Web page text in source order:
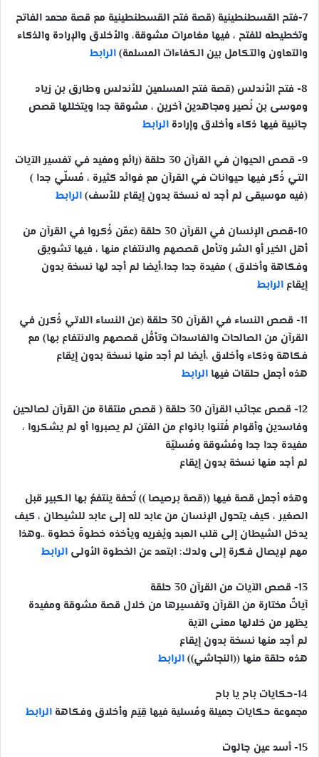
7-فتح القسطنطينية (قصة فتح القسطنطينية مع قصة محمد الفاتح
وتخطيطه للفتح ، فيها مغامرات مشوقة، والأخلاق والإرادة والذكاء
والتعاون والتكامل بين الكفاءات المسلمة)الرابط
8- فتح الأندلس (قصة فتح المسلمين للأندلس وطارق بن زياد
وموسى بن نُصير ومجاهدين آخرين ، مشوقة جدا ويتخللها قصص
جانبية فيها ذكاء وأخلاق وإرادة الرابط
9- قصص الحيوان في القرآن 30 حلقة (رائع ومفيد في تفسير الآيات
التي ذُكر فيها حيوانات في القرآن مع فوائد كثيرة ، مُسلّي جدا )
(فيه موسيقى لم أجد له نسخة بدون إيقاع للأسف)الرابط
10-قصص الإنسان في القرآن 30 حلقة (عمّن ذُكروا في القرآن من
أهل الخير أو الشر وتأمل قصصهم والانتفاع منها ، فيها تشويق
وفكاهة وأخلاق ) مفيدة جدا جدا،أيضا لم أجد لها نسخة بدون
إيقاع الرابط
11- قصص النساء في القرآن 30 حلقة (عن النساء اللاتي ذُكرن في
القرآن من الصالحات والفاسدات وتأمُّل قصصهم والانتفاع بها) مع
فكاهة وذكاء وأخلاق ،أيضا لم أجد منها نسخة بدون إيقاع
هذه أجمل حلقات فيها الرابط
12- قصص عجائب القرآن 30 حلقة ( قصص منتقاة من القرآن لصالحين
وفاسدين وأقوام فُتنوا بانواع من الفتن لم يصبروا أو لم يشكروا ،
مفيدة جدا جدا ومُشوقة ومُسليّة
لم أجد منها نسخة بدون إيقاع
وهذه أجمل قصة فيها ((قصة برصيصا )) تُحفة ينتفعُ بها الكبير قبل
الصغير ، كيف يتحول الإنسان من عابد لله إلى عابد للشيطان ، كيف
يدخل الشيطان إلى قلب العبد ويُغريه ويأخذه خطوةً خطوة ..وهذا
مهم لإيصال فكرة إلى ولدك: ابتعد عن الخطوة الأولى الرابط
13- قصص الآيات من القرآن 30 حلقة
آياتٌ مختارة من القرآن وتفسيرها من خلال قصة مشوقة ومفيدة
يظهر من خلالها معنى الآية
لم أجد منها نسخة بدون إيقاع
هذه حلقة منها ((النجاشي))الرابط
14-حكايات باح يا باح
مجموعة حكايات جميلة ومُسلية فيها قِيَم وأخلاق وفكاهة الرابط
15- أسد عين جالوت